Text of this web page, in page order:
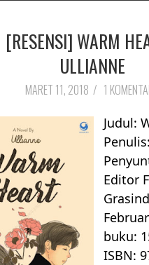
[RESENSI] WARM
ULLIANNE
MARET 11, 2018 / 1
Judul:
Editor
buku:
ISBN: